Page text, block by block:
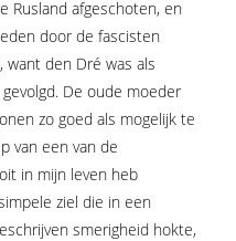
Rusland afgeschoten, en
door de fascisten
want den Dré was als
De oude moeder
zo goed als mogelijk te
van een van de
in mijn leven heb
ziel die in een
smerigheid hokte,